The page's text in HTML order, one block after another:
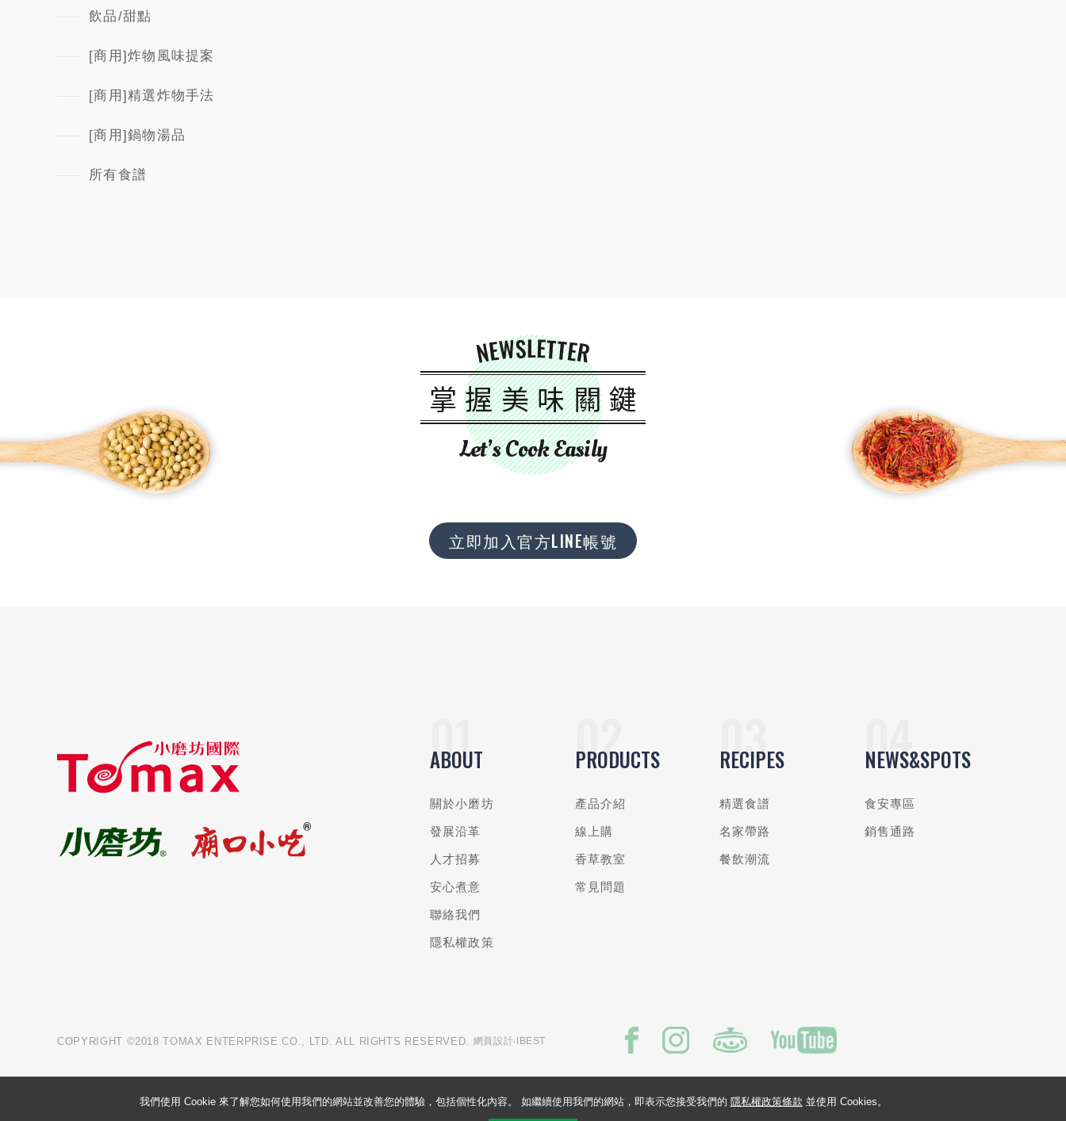
飲品/甜點
[商用]炸物風味提案
[商用]精選炸物手法
[商用]鍋物湯品
所有食譜
NEWSLETTER
掌握美味關鍵
Let’s Cook Easily
立即加入官方LINE帳號
ABOUT
關於小磨坊
發展沿革
人才招募
安心煮意
聯絡我們
隱私權政策
PRODUCTS
產品介紹
線上購
香草教室
常見問題
RECIPES
精選食譜
名家帶路
餐飲潮流
NEWS&SPOTS
食安專區
銷售通路
COPYRIGHT ©2018 TOMAX ENTERPRISE CO., LTD. ALL RIGHTS RESERVED. 網頁設計‧IBEST
我們使用 Cookie 來了解您如何使用我們的網站並改善您的體驗，包括個性化內容。 如繼續使用我們的網站，即表示您接受我們的 隱私權政策條款 並使用 Cookies。